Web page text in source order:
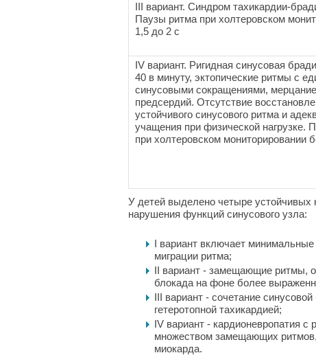
III вариант. Синдром тахикардии-
Паузы ритма при холтеровском
1,5 до 2 с
IV вариант. Ригидная синусовая
40 в минуту, эктопические ритмы с
синусовыми сокращениями,
предсердий. Отсутствие
устойчивого синусового ритма и
учащения при физической нагрузке.
при холтеровском мониторировании
У детей выделено четыре устойчивых
нарушения функций синусового узла:
I вариант включает
миграции ритма;
II вариант - замещающие ритмы,
блокада на фоне более
III вариант - сочетание
гетеротопной тахикардией;
IV вариант - кардионевропатия
множеством замещающих
миокарда.